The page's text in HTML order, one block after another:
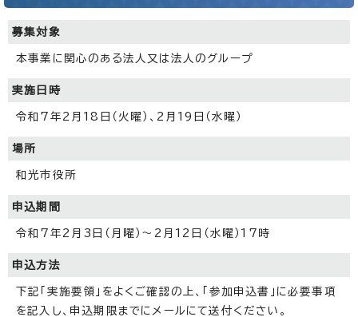
募集対象
本事業に関心のある法人又は法人のグループ
実施日時
令和7年2月18日（火曜）、2月19日（水曜）
場所
和光市役所
申込期間
令和7年2月3日（月曜）～2月12日（水曜）17時
申込方法
下記「実施要領」をよくご確認の上、「参加申込書」に必要事項
を記入し、申込期限までにメールにて送付ください。